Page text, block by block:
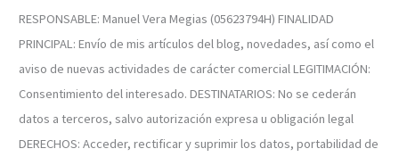
RESPONSABLE: Manuel Vera Megias (05623794H) FINALIDAD
PRINCIPAL: Envío de mis artículos del blog, novedades, así como el
aviso de nuevas actividades de carácter comercial LEGITIMACIÓN:
Consentimiento del interesado. DESTINATARIOS: No se cederán
datos a terceros, salvo autorización expresa u obligación legal
DERECHOS: Acceder, rectificar y suprimir los datos, portabilidad de